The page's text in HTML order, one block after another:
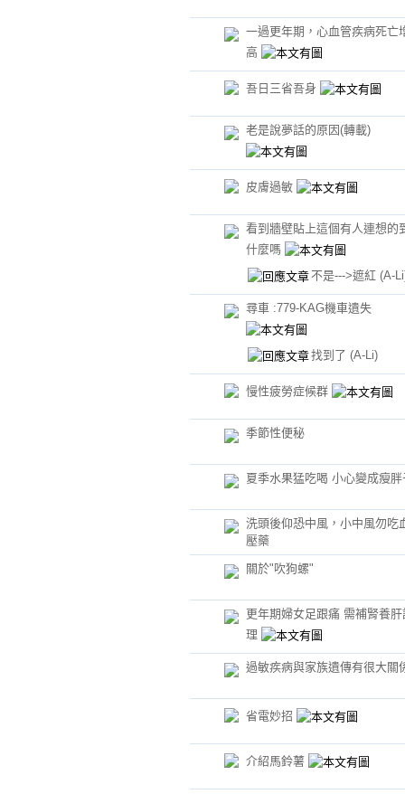
一過更年期，心血管疾病死亡
高
吾日三省吾身
老是說夢話的原因(轉載)
皮膚過敏
看到牆壁貼上這個有人連想的
什麼嗎
不是--->遮紅 (A-
尋車 :779-KAG機車遺失
找到了 (A-Li)
慢性疲勞症候群
季節性便秘
夏季水果猛吃喝 小心變成瘦胖
洗頭後仰恐中風，小中風勿吃
壓藥
關於"吹狗螺"
更年期婦女足跟痛 需補腎養肝
理
過敏疾病與家族遺傳有很大關
省電妙招
介紹馬鈴薯